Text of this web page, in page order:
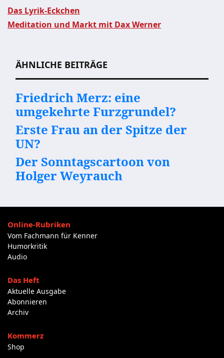
Das Lyrik-Eckchen
Meditation und Markt mit Dax Werner
ÄHNLICHE BEITRÄGE
Friedrich Merz: eine
umgekehrte Furzgrundel?
Erste Frau an der Spitze der
UN?
Der Sonntagscartoon von
Holger Weyrauch
Online-Rubriken
Vom Fachmann für Kenner
Humorkritik
Audio
Das Heft
Aktuelle Ausgabe
Abonnieren
Archiv
Kommerz
Shop